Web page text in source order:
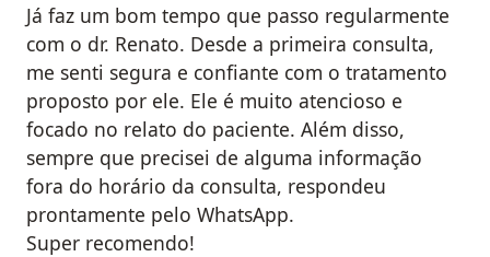
Já faz um bom tempo que passo regularmente
com o dr. Renato. Desde a primeira consulta,
me senti segura e confiante com o tratamento
proposto por ele. Ele é muito atencioso e
focado no relato do paciente. Além disso,
sempre que precisei de alguma informação
fora do horário da consulta, respondeu
prontamente pelo WhatsApp.
Super recomendo!